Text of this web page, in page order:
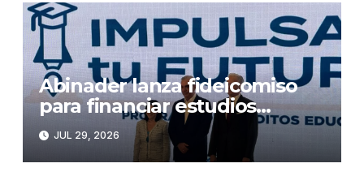
Abinader lanza fideicomiso
para financiar estudios
superiores
JUL 29, 2026